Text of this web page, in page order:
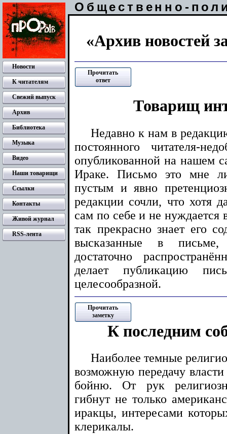
Общественно-
«Архив новостей
Прочитать
ответ
Товарищ
Недавно к нам в
постоянного читателя-
опубликованной на нашем
Ираке. Письмо это мне
пустым и явно
редакции сочли, что хотя
сам по себе и не нуждается
так прекрасно знает его
высказанные в письме,
достаточно
делает публикацию
целесообразной.
Прочитать
заметку
К последним
Наиболее темные
возможную передачу
бойню. От рук
гибнут не только
иракцы, интересами
клерикалы.
Новости
К читателям
Свежий выпуск
Архив
Библиотека
Музыка
Видео
Наши товарищи
Ссылки
Контакты
Живой журнал
RSS-лента